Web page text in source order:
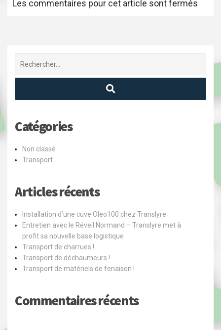
Les commentaires pour cet article sont fermés
pour
:
Catégories
Non classé
Transport
Articles récents
Installation d’une cuve Oleo100 chez Translyre
Entretien avec le Réveil Normand – Translyre met à
profit sa nouvelle base logistique
Transport de charrues !
Transport de déchaumeurs !
Transport de matériels de fenaison !
Commentaires récents